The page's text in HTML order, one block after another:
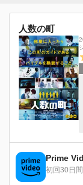
人数の町
Prime
初回30日